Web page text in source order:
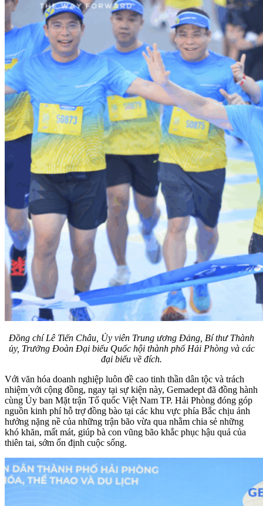
Đồng chí Lê Tiến Châu, Ủy viên Trung ương Đảng, Bí thư Thành
ủy, Trưởng Đoàn Đại biểu Quốc hội thành phố Hải Phòng và các
đại biểu về đích.
Với văn hóa doanh nghiệp luôn đề cao tinh thần dân tộc và trách
nhiệm với cộng đồng, ngay tại sự kiện này, Gemadept đã đồng hành
cùng Ủy ban Mặt trận Tổ quốc Việt Nam TP. Hải Phòng đóng góp
nguồn kinh phí hỗ trợ đồng bào tại các khu vực phía Bắc chịu ảnh
hưởng nặng nề của những trận bão vừa qua nhằm chia sẻ những
khó khăn, mất mát, giúp bà con vũng bão khắc phục hậu quả của
thiên tai, sớm ổn định cuộc sống.